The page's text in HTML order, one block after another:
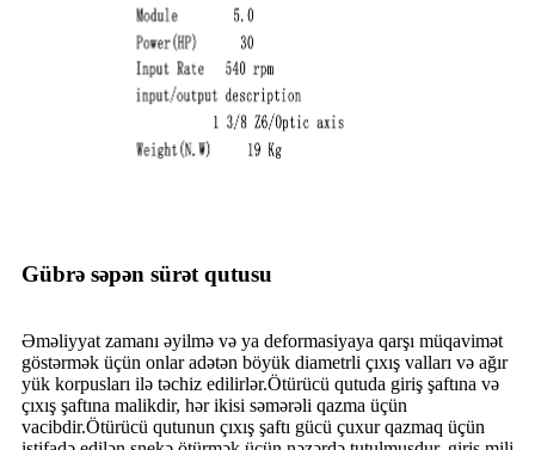
Gübrə səpən sürət qutusu
Əməliyyat zamanı əyilmə və ya deformasiyaya qarşı müqavimət
göstərmək üçün onlar adətən böyük diametrli çıxış valları və ağır
yük korpusları ilə təchiz edilirlər.Ötürücü qutuda giriş şaftına və
çıxış şaftına malikdir, hər ikisi səmərəli qazma üçün
vacibdir.Ötürücü qutunun çıxış şaftı gücü çuxur qazmaq üçün